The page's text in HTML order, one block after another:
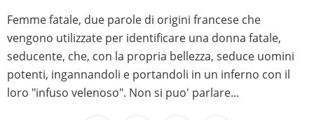
Femme fatale, due parole di origini francese che
vengono utilizzate per identificare una donna fatale,
seducente, che, con la propria bellezza, seduce uomini
potenti, ingannandoli e portandoli in un inferno con il
loro "infuso velenoso". Non si puo' parlare...